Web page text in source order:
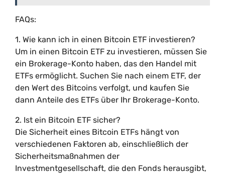
FAQs:
1. Wie kann ich in einen Bitcoin ETF investieren?
Um in einen Bitcoin ETF zu investieren, müssen Sie
ein Brokerage-Konto haben, das den Handel mit
ETFs ermöglicht. Suchen Sie nach einem ETF, der
den Wert des Bitcoins verfolgt, und kaufen Sie
dann Anteile des ETFs über Ihr Brokerage-Konto.
2. Ist ein Bitcoin ETF sicher?
Die Sicherheit eines Bitcoin ETFs hängt von
verschiedenen Faktoren ab, einschließlich der
Sicherheitsmaßnahmen der
Investmentgesellschaft, die den Fonds herausgibt,